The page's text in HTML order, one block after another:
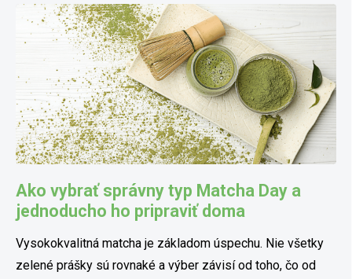
Ako vybrať správny typ Matcha Day a
jednoducho ho pripraviť doma
Vysokokvalitná matcha je základom úspechu. Nie všetky
zelené prášky sú rovnaké a výber závisí od toho, čo od